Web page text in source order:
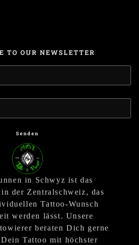
TO OUR NEWSLETTER
Senden
in Schwyz ist das
der Zentralschweiz, das
Tattoo-Wunsch
werden lässt. Unsere
beraten Dich gerne
Tattoo mit höchster